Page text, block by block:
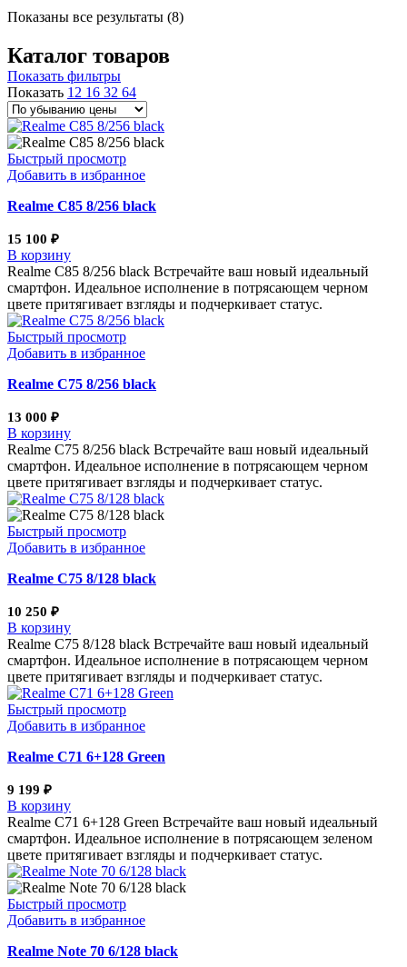
Показаны все результаты (8)Цены:
Каталог товаров
Показать фильтры
Показать 12 16 32 64
Быстрый просмотр
Добавить в избранное
Realme С85 8/256 black
15 100 ₽
В корзину
Realme С85 8/256 black Встречайте ваш новый идеальный
смартфон. Идеальное исполнение в потрясающем черном
цвете притягивает взгляды и подчеркивает статус.
Быстрый просмотр
Добавить в избранное
Realme С75 8/256 black
13 000 ₽
В корзину
Realme С75 8/256 black Встречайте ваш новый идеальный
смартфон. Идеальное исполнение в потрясающем черном
цвете притягивает взгляды и подчеркивает статус.
Быстрый просмотр
Добавить в избранное
Realme С75 8/128 black
10 250 ₽
В корзину
Realme С75 8/128 black Встречайте ваш новый идеальный
смартфон. Идеальное исполнение в потрясающем черном
цвете притягивает взгляды и подчеркивает статус.
Быстрый просмотр
Добавить в избранное
Realme C71 6+128 Green
9 199 ₽
В корзину
Realme C71 6+128 Green Встречайте ваш новый идеальный
смартфон. Идеальное исполнение в потрясающем зеленом
цвете притягивает взгляды и подчеркивает статус.
Быстрый просмотр
Добавить в избранное
Realme Note 70 6/128 black